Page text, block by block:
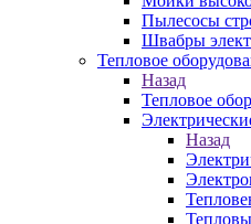
Пылесосы
Швабры
Тепловое
Назад
Тепловое
Назад